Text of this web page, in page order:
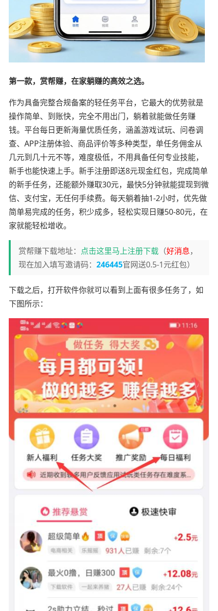
第一款，赏帮赚，在家躺赚的高效之选。
作为具备完整合规备案的轻任务平台，它最大的优势就是
操作简单、到账快，完全不用出门，躺着就能做任务赚
钱。平台每日更新海量优质任务，涵盖游戏试玩、问卷调
查、APP注册体验、商品评价等多种类型，单任务佣金从
几元到几十元不等，难度极低，不用具备任何专业技能，
新手也能快速上手。新手注册即送8元现金红包，完成简单
的新手任务，还能额外赚取30元，最快5分钟就能提现到微
信、支付宝，无任何手续费。每天躺着抽1-2小时，优先做
简单易完成的任务，积少成多，轻松实现日赚50-80元，在
家就能轻松增收。
赏帮赚下载地址： 点击这里马上注册下载（好消息，
现在加入填写邀请码： 246445官网送0.5-1元红包）
下载之后，打开软件你就可以看到上面有很多任务了，如
下图所示：